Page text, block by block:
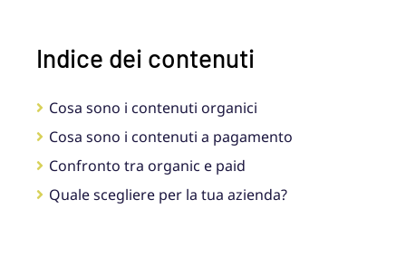
Indice dei contenuti
Cosa sono i contenuti organici
Cosa sono i contenuti a pagamento
Confronto tra organic e paid
Quale scegliere per la tua azienda?